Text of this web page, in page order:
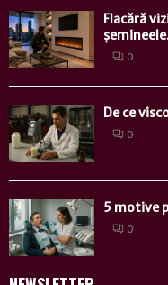
Flacără
0
De ce
0
5 motive
0